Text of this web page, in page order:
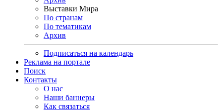
Выставки Мира
По странам
По тематикам
Архив
Подписаться на календарь
Реклама на портале
Поиск
Контакты
О нас
Наши баннеры
Как связаться